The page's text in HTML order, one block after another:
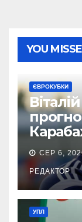
YOU
ЄВРОКУБКИ
СЕР 6,
РЕДАКТОР
УПЛ